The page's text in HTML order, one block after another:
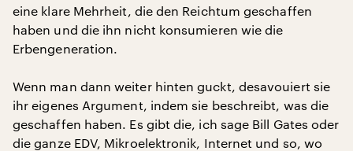
eine klare Mehrheit, die den Reichtum geschaffen
haben und die ihn nicht konsumieren wie die
Erbengeneration.
Wenn man dann weiter hinten guckt, desavouiert sie
ihr eigenes Argument, indem sie beschreibt, was die
geschaffen haben. Es gibt die, ich sage Bill Gates oder
die ganze EDV, Mikroelektronik, Internet und so, wo